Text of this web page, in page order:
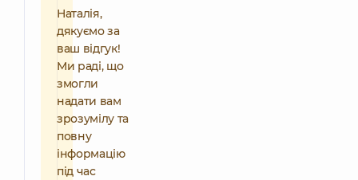
Наталія,
дякуємо за
ваш відгук!
Ми раді, що
змогли
надати вам
зрозумілу та
повну
інформацію
під час